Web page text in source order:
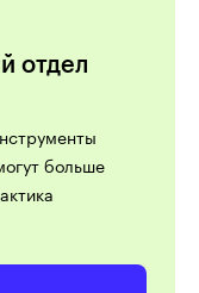
отдел
больше